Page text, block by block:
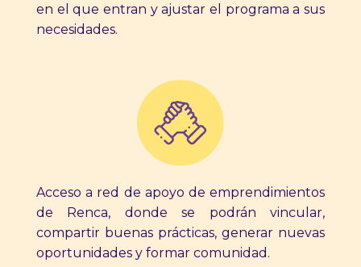
en el que entran y ajustar el programa a sus
necesidades.
Acceso a red de apoyo de emprendimientos
de Renca, donde se podrán vincular,
compartir buenas prácticas, generar nuevas
oportunidades y formar comunidad.